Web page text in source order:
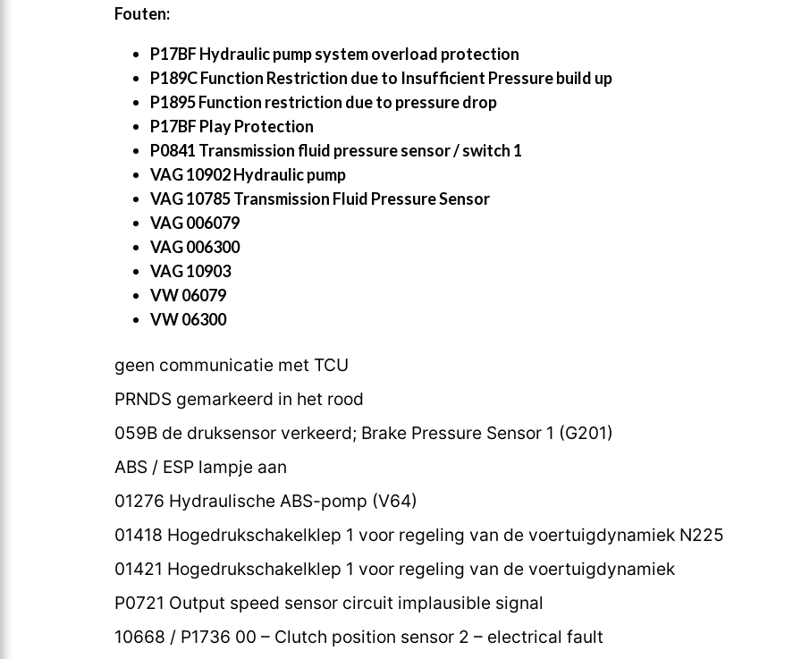
Fouten:
P17BF Hydraulic pump system overload protection
P189C Function Restriction due to Insufficient Pressure build up
P1895 Function restriction due to pressure drop
P17BF Play Protection
P0841 Transmission fluid pressure sensor / switch 1
VAG 10902 Hydraulic pump
VAG 10785 Transmission Fluid Pressure Sensor
VAG 006079
VAG 006300
VAG 10903
VW 06079
VW 06300
geen communicatie met TCU
PRNDS gemarkeerd in het rood
059B de druksensor verkeerd; Brake Pressure Sensor 1 (G201)
ABS / ESP lampje aan
01276 Hydraulische ABS-pomp (V64)
01418 Hogedrukschakelklep 1 voor regeling van de voertuigdynamiek N225
01421 Hogedrukschakelklep 1 voor regeling van de voertuigdynamiek
P0721 Output speed sensor circuit implausible signal
10668 / P1736 00 – Clutch position sensor 2 – electrical fault